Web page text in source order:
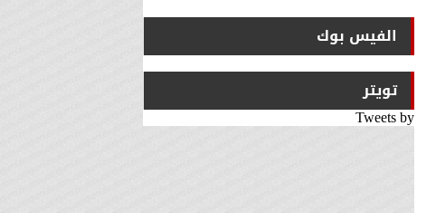
الفيس بوك
تويتر
Tweets by